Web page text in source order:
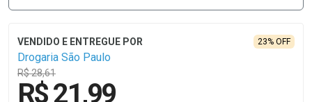
Drogaria São Paulo
R$ 28,61
23% OFF
R$ 21,99